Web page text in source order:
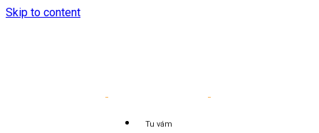
Skip to content
Tu vám